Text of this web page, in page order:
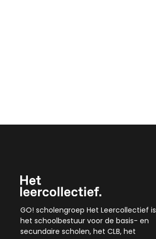
GO! scholengroep Het Leercollectief is
het schoolbestuur voor de basis- en
secundaire scholen, het CLB, het